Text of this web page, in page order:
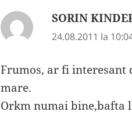
SORIN
24.08.2011 la
Frumos, ar fi interesant
mare.
Orkm numai bine,bafta